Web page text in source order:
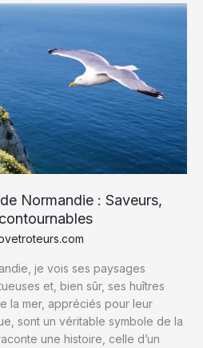
Normandie : Saveurs,
je vois ses paysages
et, bien sûr, ses huîtres
la mer, appréciés pour leur
sont un véritable symbole de la
une histoire, celle d’un